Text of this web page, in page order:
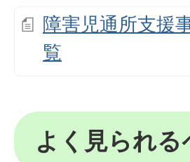
障害児通所支援
覧
よく見られる